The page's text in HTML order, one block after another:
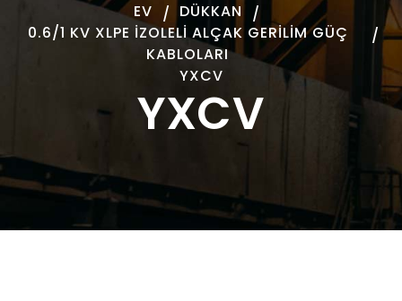
YXCV
EV
DÜKKAN
0.6/1 KV XLPE İZOLELI ALÇAK GERILIM GÜÇ
KABLOLARI
YXCV